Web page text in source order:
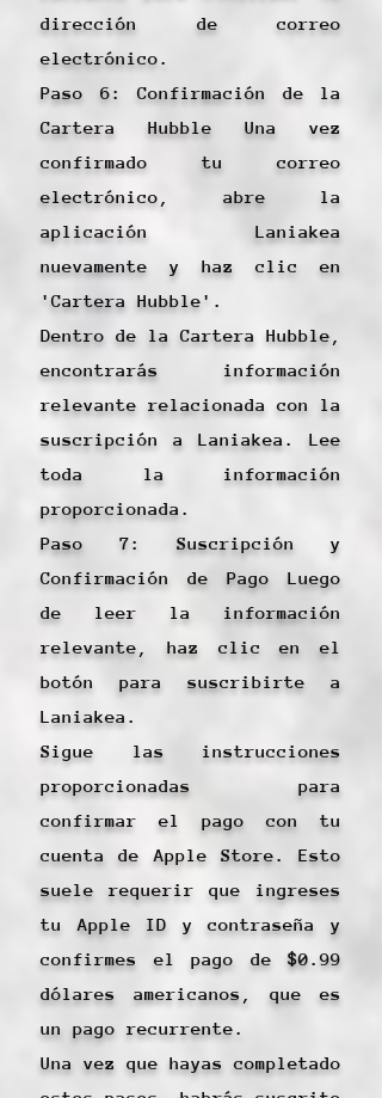
dirección de correo
electrónico.
Paso 6: Confirmación de la
Cartera Hubble Una vez
confirmado tu correo
electrónico, abre la
aplicación Laniakea
nuevamente y haz clic en
'Cartera Hubble'.
Dentro de la Cartera Hubble,
encontrarás información
relevante relacionada con la
suscripción a Laniakea. Lee
toda la información
proporcionada.
Paso 7: Suscripción y
Confirmación de Pago Luego
de leer la información
relevante, haz clic en el
botón para suscribirte a
Laniakea.
Sigue las instrucciones
proporcionadas para
confirmar el pago con tu
cuenta de Apple Store. Esto
suele requerir que ingreses
tu Apple ID y contraseña y
confirmes el pago de $0.99
dólares americanos, que es
un pago recurrente.
Una vez que hayas completado